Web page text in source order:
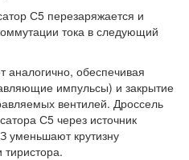
С5 перезаряжается и
тока в следующий
обеспечивая
импульсы) и закрытие
вентилей. Дроссель
С5 через источник
уменьшают крутизну
тиристора.